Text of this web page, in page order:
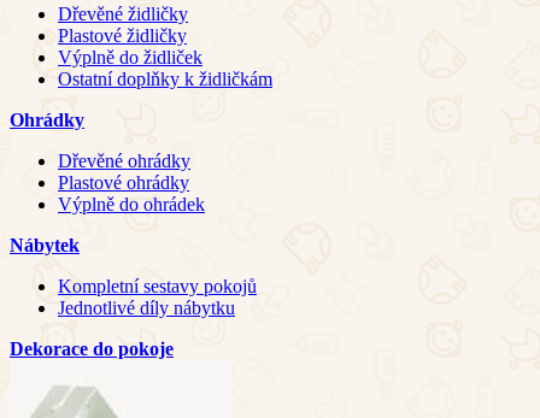
Dřevěné židličky
Plastové židličky
Výplně do židliček
Ostatní doplňky k židličkám
Ohrádky
Dřevěné ohrádky
Plastové ohrádky
Výplně do ohrádek
Nábytek
Kompletní sestavy pokojů
Jednotlivé díly nábytku
Dekorace do pokoje